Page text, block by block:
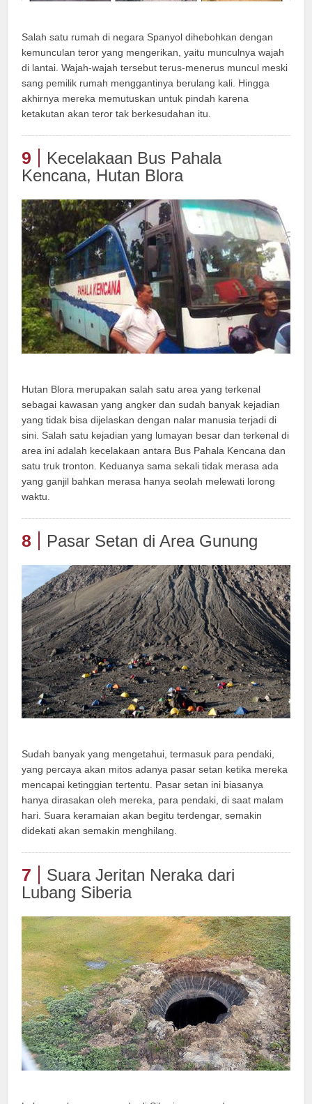
Salah satu rumah di negara Spanyol dihebohkan dengan
kemunculan teror yang mengerikan, yaitu munculnya wajah
di lantai. Wajah-wajah tersebut terus-menerus muncul meski
sang pemilik rumah menggantinya berulang kali. Hingga
akhirnya mereka memutuskan untuk pindah karena
ketakutan akan teror tak berkesudahan itu.
9
Kecelakaan Bus Pahala
Kencana, Hutan Blora
Hutan Blora merupakan salah satu area yang terkenal
sebagai kawasan yang angker dan sudah banyak kejadian
yang tidak bisa dijelaskan dengan nalar manusia terjadi di
sini. Salah satu kejadian yang lumayan besar dan terkenal di
area ini adalah kecelakaan antara Bus Pahala Kencana dan
satu truk tronton. Keduanya sama sekali tidak merasa ada
yang ganjil bahkan merasa hanya seolah melewati lorong
waktu.
8 Pasar Setan di Area Gunung
Sudah banyak yang mengetahui, termasuk para pendaki,
yang percaya akan mitos adanya pasar setan ketika mereka
mencapai ketinggian tertentu. Pasar setan ini biasanya
hanya dirasakan oleh mereka, para pendaki, di saat malam
hari. Suara keramaian akan begitu terdengar, semakin
didekati akan semakin menghilang.
7
Suara Jeritan Neraka dari
Lubang Siberia